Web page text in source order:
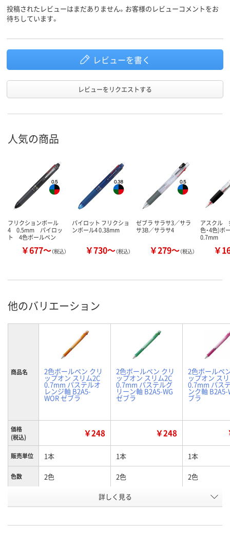
インク色 黒・赤・青・緑
投稿されたレビューはまだありません。お客様のレビューコメントをお
待ちしています。
レビューを書く
レビューをリクエストする
人気の商品
フリクションボール
4 0.5mm パイロッ
ト 4色ボールペン
￥677～（税込）
パイロット フリクショ
ンボール4 0.38mm
￥730～（税込）
ゼブラ サラサ3／サラ
サ3B／サラサ4
￥279～（税込）
アスクル
色・4色)
0.7mm
￥
他のバリエーション
商品名 2色ボールペン クリ
ップオン スリム2C
0.7mm パステルオ
レンジ軸 B2A5-
WOR ゼブラ
2色ボールペン クリ
ップオン スリム2C
0.7mm パステルグ
リーン軸 B2A5-WG
ゼブラ
2色ボールペ
ップオン ス
0.7mm パス
ンク軸 B2A5-
ブラ
価格
(税込)
￥248 ￥248
販売単位 1本 1本 1本
色数 2色 2色 2色
パステルグリーン パステルピ
号
詳しく見る